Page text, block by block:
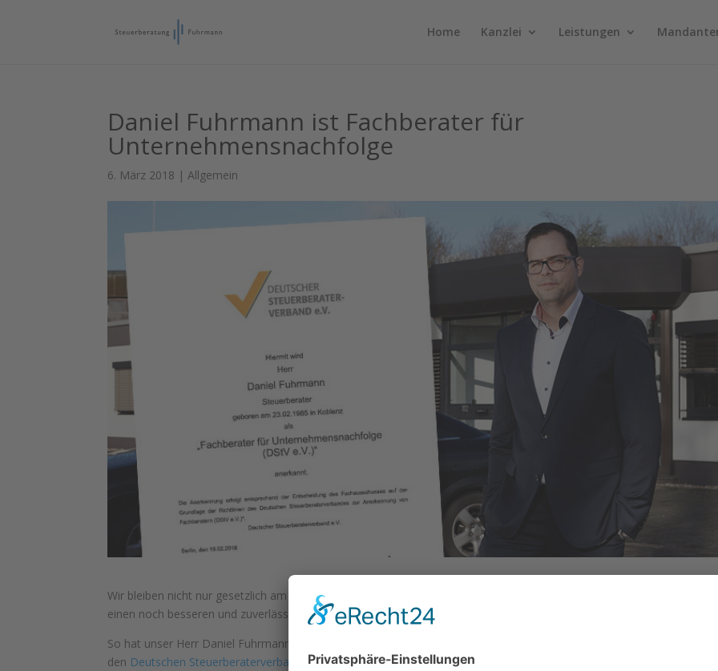
Home Kanzlei Leistungen
Daniel Fuhrmann ist Fachberater für
Unternehmensnachfolge
6. März 2018 |Allgemein
Wir bleiben nicht nur gesetzlich am Ball, sondern sorgen natürlich auch dafür das wir uns regelmäßig fortbilden um
einen noch besseren und zuverlässigeren Service bieten zu können.
So hat unser Herr Daniel Fuhrmann erfolgreich die Anerkennung des „
den Deutschen Steuerberaterverband e.V.erhalten.